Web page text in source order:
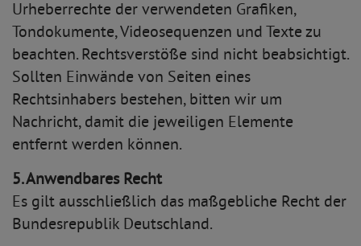
Urheberrechte der verwendeten Grafiken,
Tondokumente, Videosequenzen und Texte zu
beachten. Rechtsverstöße sind nicht beabsichtigt.
Sollten Einwände von Seiten eines
Rechtsinhabers bestehen, bitten wir um
Nachricht, damit die jeweiligen Elemente
entfernt werden können.
5. Anwendbares Recht
Es gilt ausschließlich das maßgebliche Recht der
Bundesrepublik Deutschland.